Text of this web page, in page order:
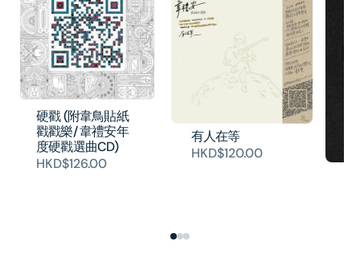
硬戳 (附韋鳥貼紙
戳戳樂/ 韋禮安年
度硬戳選曲CD)
HKD$126.00
有人在等
HKD$120.00